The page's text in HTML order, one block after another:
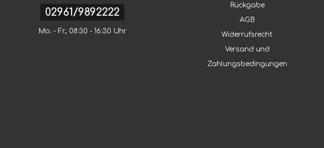
02961/9892222
Mo. - Fr., 08:30 - 16:30 Uhr
Rückgabe
AGB
Widerrufsrecht
Versand und
Zahlungsbedingungen